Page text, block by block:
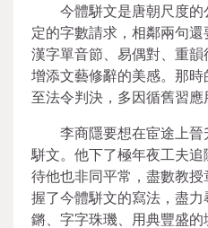
今體駢文是唐朝尺度
定的字數請求，相鄰兩句
漢字單音節、易偶對、重
增添文藝修辭的美感。那
至法令判決，多因循舊習應
李商隱要想在宦途上
駢文。他下了極年夜工夫
待他也非同平常，盡數教
握了今體駢文的寫法，盡
鏘、字字珠璣、用典豐盛的